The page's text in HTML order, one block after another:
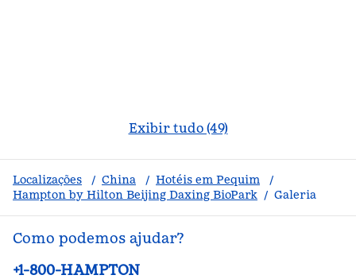
Exibir tudo (49)
Localizações / China / Hotéis em Pequim
/
Hampton by Hilton Beijing Daxing BioPark / Galeria
Como podemos ajudar?
Telefone:
+1-800-HAMPTON